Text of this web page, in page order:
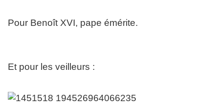
Pour Benoît XVI, pape émérite.
Et pour les veilleurs :